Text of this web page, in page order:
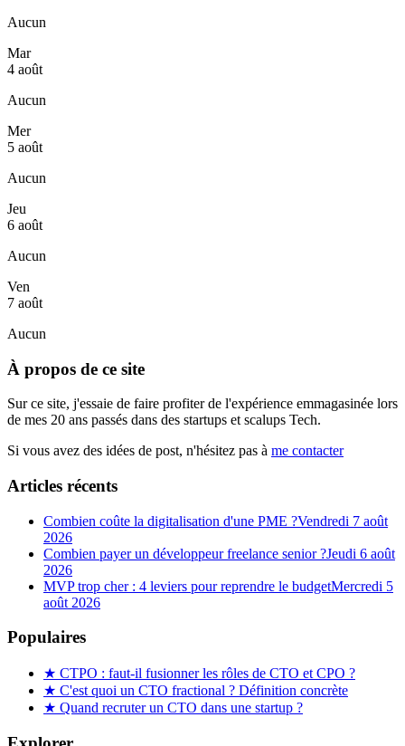
Aucun
Mar
4 août
Aucun
Mer
5 août
Aucun
Jeu
6 août
Aucun
Ven
7 août
Aucun
À propos de ce site
Sur ce site, j'essaie de faire profiter de l'expérience emmagasinée lors
de mes 20 ans passés dans des startups et scalups Tech.
Si vous avez des idées de post, n'hésitez pas à me contacter
Articles récents
Combien coûte la digitalisation d'une PME ?Vendredi 7 août
2026
Combien payer un développeur freelance senior ?Jeudi 6 août
2026
MVP trop cher : 4 leviers pour reprendre le budgetMercredi 5
août 2026
Populaires
★ CTPO : faut-il fusionner les rôles de CTO et CPO ?
★ C'est quoi un CTO fractional ? Définition concrète
★ Quand recruter un CTO dans une startup ?